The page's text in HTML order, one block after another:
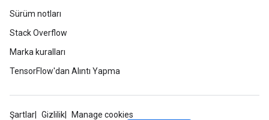
Sürüm notları
Stack Overflow
Marka kuralları
TensorFlow'dan Alıntı Yapma
Şartlar Gizlilik
Manage cookies